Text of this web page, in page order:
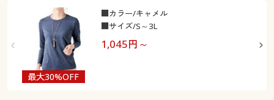
最大30%OFF
1,045円～
■カラー/キャメル
■サイズ/S～3L